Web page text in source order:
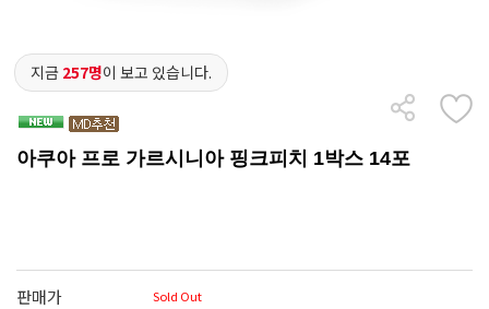
지금 257명이 보고 있습니다.
아쿠아 프로 가르시니아 핑크피치 1박스 14포
판매가 Sold Out